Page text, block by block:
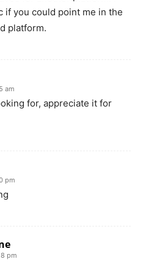
if you could point me in the
platform.
am
for, appreciate it for
pm
pm